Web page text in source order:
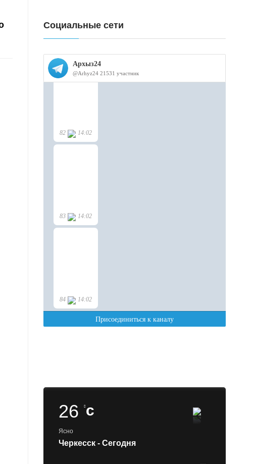
Социальные сети
26c
Ясно
Черкесск - Сегодня